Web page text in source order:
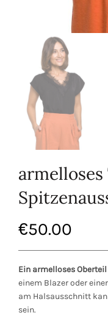
€50.00
Ein armelloses
einem Blazer oder
am Halsausschnitt
sein.